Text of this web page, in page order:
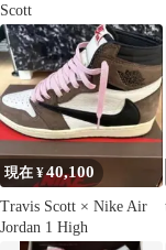
Scott
現在 ¥40,100
Travis Scott × Nike Air
Jordan 1 High